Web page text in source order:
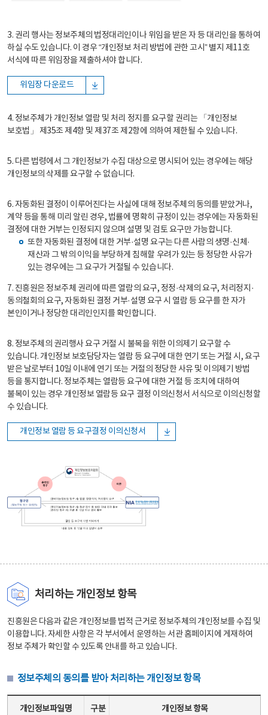
3. 권리 행사는 정보주체의 법정대리인이나 위임을 받은 자 등 대리인을 통하여
하실 수도 있습니다. 이 경우 “개인정보 처리 방법에 관한 고시” 별지 제11호
서식에 따른 위임장을 제출하셔야 합니다.
위임장 다운로드
4. 정보주체가 개인정보 열람 및 처리 정지를 요구할 권리는 「개인정보
보호법」 제35조 제4항 및 제37조 제2항에 의하여 제한될 수 있습니다.
5. 다른 법령에서 그 개인정보가 수집 대상으로 명시되어 있는 경우에는 해당
개인정보의 삭제를 요구할 수 없습니다.
6. 자동화된 결정이 이루어진다는 사실에 대해 정보주체의 동의를 받았거나,
계약 등을 통해 미리 알린 경우, 법률에 명확히 규정이 있는 경우에는 자동화된
결정에 대한 거부는 인정되지 않으며 설명 및 검토 요구만 가능합니다.
또한 자동화된 결정에 대한 거부·설명 요구는 다른 사람의 생명·신체·
재산과 그 밖의 이익을 부당하게 침해할 우려가 있는 등 정당한 사유가
있는 경우에는 그 요구가 거절될 수 있습니다.
7. 진흥원은 정보주체 권리에 따른 열람의 요구, 정정·삭제의 요구, 처리정지·
동의철회의 요구, 자동화된 결정 거부·설명 요구 시 열람 등 요구를 한 자가
본인이거나 정당한 대리인인지를 확인합니다.
8. 정보주체의 권리행사 요구 거절 시 불복을 위한 이의제기 요구할 수
있습니다. 개인정보 보호담당자는 열람 등 요구에 대한 연기 또는 거절 시, 요구
받은 날로부터 10일 이내에 연기 또는 거절의 정당한 사유 및 이의제기 방법
등을 통지합니다. 정보주체는 열람등 요구에 대한 거절 등 조치에 대하여
불복이 있는 경우 개인정보 열람등 요구 결정 이의신청서 서식으로 이의신청할
수 있습니다.
개인정보 열람 등 요구결정 이의신청서
처리하는 개인정보 항목
진흥원은 다음과 같은 개인정보를 법적 근거로 정보주체의 개인정보를 수집 및
이용합니다. 자세한 사항은 각 부서에서 운영하는 서관 홈페이지에 게재하여
정보 주체가 확인할 수 있도록 안내를 하고 있습니다.
정보주체의 동의를 받아 처리하는 개인정보 항목
개인정보파일명 구분 개인정보 항목